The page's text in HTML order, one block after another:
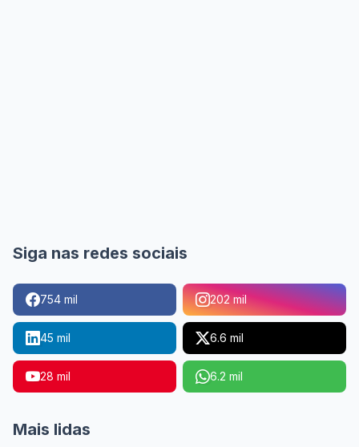
Siga nas redes sociais
754 mil 202 mil
45 mil 6.6 mil
28 mil 6.2 mil
Mais lidas